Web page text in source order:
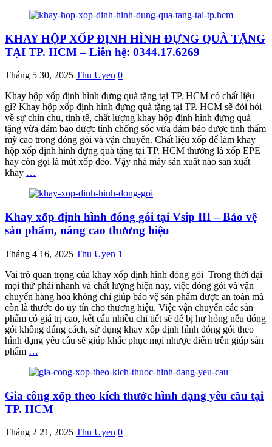
KHAY HỘP XỐP ĐỊNH HÌNH ĐỰNG QUÀ TẶNG
TẠI TP. HCM – Liên hệ: 0344.17.6269
Tháng 5 30, 2025 Thu Uyen 0
Khay hộp xốp định hình đựng quà tặng tại TP. HCM có chất liệu
gì? Khay hộp xốp định hình đựng quà tặng tại TP. HCM sẽ đòi hỏi
về sự chỉn chu, tinh tế, chất lượng khay hộp định hình đựng quà
tặng vừa đảm bảo được tính chống sốc vừa đảm bảo được tính thẩm
mỹ cao trong đóng gói và vận chuyển. Chất liệu xốp để làm khay
hộp xốp định hình đựng quà tặng tại TP. HCM thường là xốp EPE
hay còn gọi là mút xốp dẻo. Vậy nhà máy sản xuất nào sản xuất
khay …
Khay xốp định hình đóng gói tại Vsip III – Bảo vệ
sản phẩm, nâng cao thương hiệu
Tháng 4 16, 2025 Thu Uyen 1
Vai trò quan trọng của khay xốp định hình đóng gói Trong thời đại
mọi thứ phải nhanh và chất lượng hiện nay, việc đóng gói và vận
chuyển hàng hóa không chỉ giúp bảo vệ sản phẩm được an toàn mà
còn là thước đo uy tín cho thương hiệu. Việc vận chuyển các sản
phẩm có giá trị cao, kết cấu nhiều chi tiết sẽ dễ bị hư hỏng nếu đóng
gói không đúng cách, sử dụng khay xốp định hình đóng gói theo
hình dạng yêu cầu sẽ giúp khắc phục mọi nhược điểm trên giúp sản
phẩm …
Gia công xốp theo kích thước hình dạng yêu cầu tại
TP. HCM
Tháng 2 21, 2025 Thu Uyen 0